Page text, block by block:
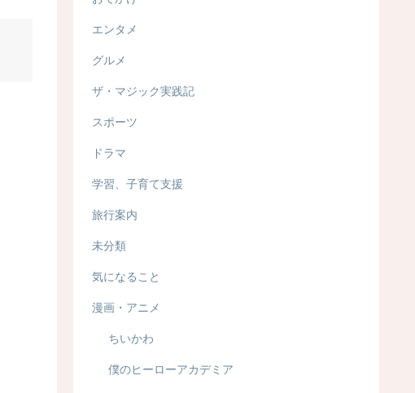
エンタメ
グルメ
ザ・マジック実践記
スポーツ
ドラマ
学習、子育て支援
旅行案内
未分類
気になること
漫画・アニメ
ちいかわ
僕のヒーローアカデミア